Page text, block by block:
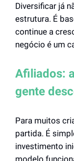
Diversificar já
estrutura. É
continue a
negócio é um
Afiliados:
gente
Para muitos
partida. É
investimento
modelo